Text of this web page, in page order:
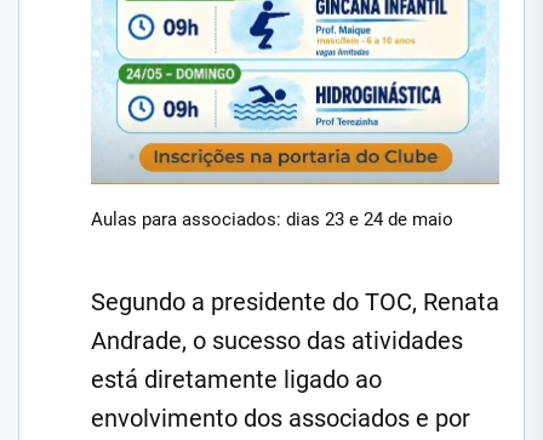
Aulas para associados: dias 23 e 24 de maio
Segundo a presidente do TOC, Renata
Andrade, o sucesso das atividades
está diretamente ligado ao
envolvimento dos associados e por